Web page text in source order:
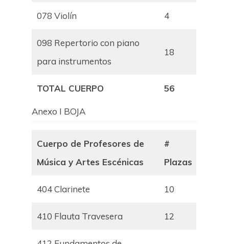
078 Violín 4
098 Repertorio con piano
para instrumentos
18
TOTAL CUERPO 56
Anexo I BOJA
Cuerpo de Profesores de
Música y Artes Escénicas
#
Plazas
404 Clarinete 10
410 Flauta Travesera 12